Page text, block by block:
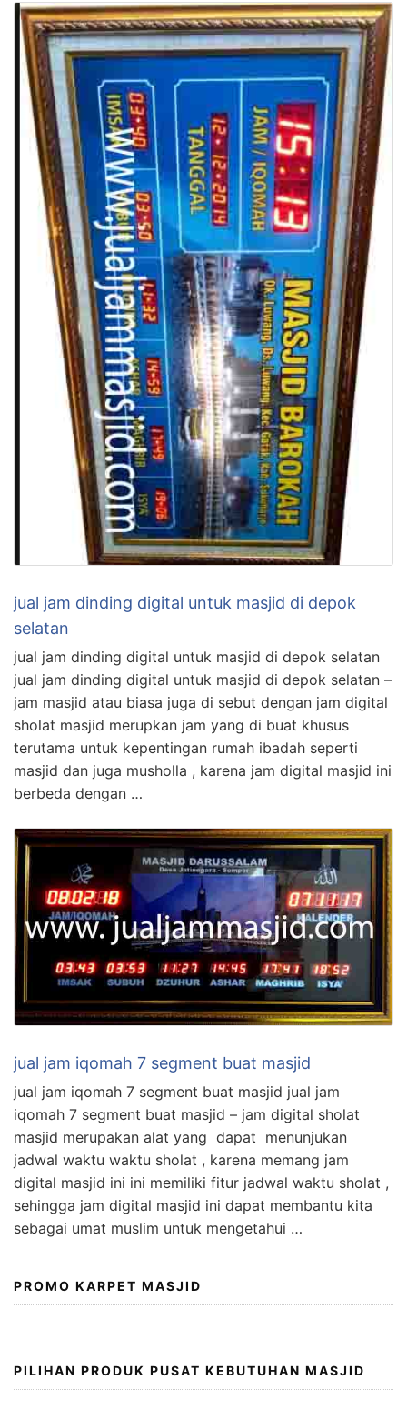
jual jam dinding digital untuk masjid di depok
selatan
jual jam dinding digital untuk masjid di depok selatan
jual jam dinding digital untuk masjid di depok selatan –
jam masjid atau biasa juga di sebut dengan jam digital
sholat masjid merupkan jam yang di buat khusus
terutama untuk kepentingan rumah ibadah seperti
masjid dan juga musholla , karena jam digital masjid ini
berbeda dengan …
jual jam iqomah 7 segment buat masjid
jual jam iqomah 7 segment buat masjid jual jam
iqomah 7 segment buat masjid – jam digital sholat
masjid merupakan alat yang dapat menunjukan
jadwal waktu waktu sholat , karena memang jam
digital masjid ini ini memiliki fitur jadwal waktu sholat ,
sehingga jam digital masjid ini dapat membantu kita
sebagai umat muslim untuk mengetahui …
PROMO KARPET MASJID
PILIHAN PRODUK PUSAT KEBUTUHAN MASJID